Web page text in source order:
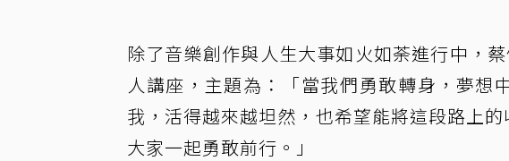
除了音樂創作與人生大事如火如荼進行中，
人講座，主題為：「當我們勇敢轉身，夢想
我，活得越來越坦然，也希望能將這段路上
大家一起勇敢前行。」